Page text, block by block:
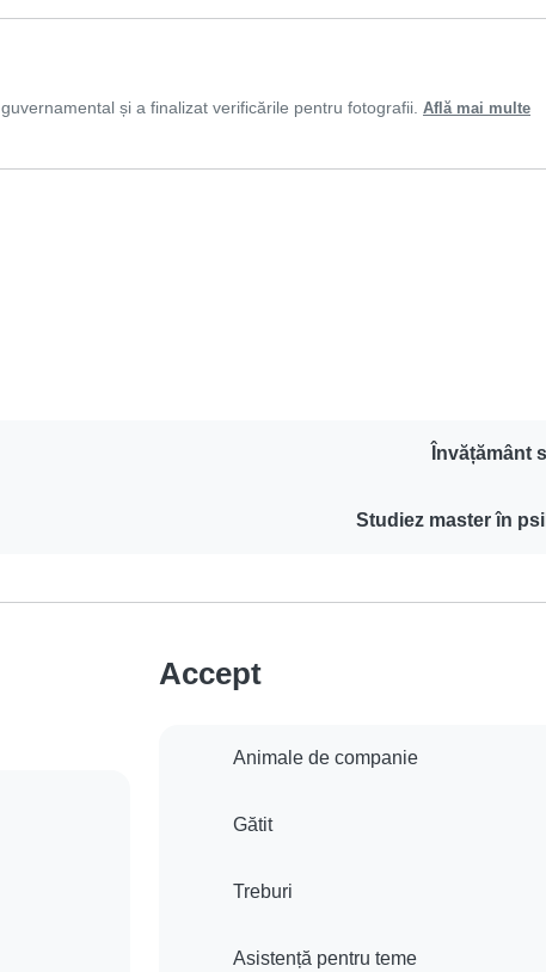
și a finalizat verificările pentru fotografii. Află mai multe
Învățământ
Studiez master în
Accept
Animale de companie
Gătit
Treburi
Asistență pentru teme